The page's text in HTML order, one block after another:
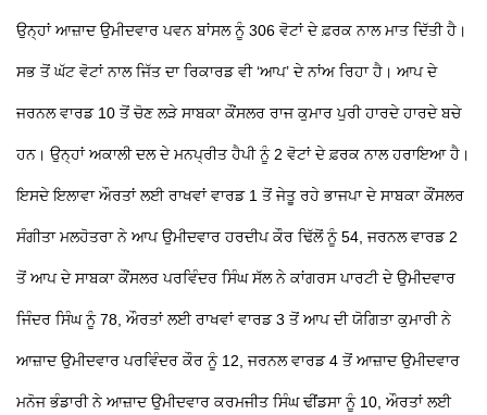
ਉਨ੍ਹਾਂ ਆਜ਼ਾਦ ਉਮੀਦਵਾਰ ਪਵਨ ਬਾਂਸਲ ਨੂੰ 306 ਵੋਟਾਂ ਦੇ ਫ਼ਰਕ ਨਾਲ ਮਾਤ ਦਿੱਤੀ ਹੈ।
ਸਭ ਤੋਂ ਘੱਟ ਵੋਟਾਂ ਨਾਲ ਜਿੱਤ ਦਾ ਰਿਕਾਰਡ ਵੀ ‘ਆਪ’ ਦੇ ਨਾਂਅ ਰਿਹਾ ਹੈ। ਆਪ ਦੇ
ਜਰਨਲ ਵਾਰਡ 10 ਤੋਂ ਚੋਣ ਲੜੇ ਸਾਬਕਾ ਕੌਂਸਲਰ ਰਾਜ ਕੁਮਾਰ ਪੁਰੀ ਹਾਰਦੇ ਹਾਰਦੇ ਬਚੇ
ਹਨ। ਉਨ੍ਹਾਂ ਅਕਾਲੀ ਦਲ ਦੇ ਮਨਪ੍ਰੀਤ ਹੈਪੀ ਨੂੰ 2 ਵੋਟਾਂ ਦੇ ਫ਼ਰਕ ਨਾਲ ਹਰਾਇਆ ਹੈ।
ਇਸਦੇ ਇਲਾਵਾ ਔਰਤਾਂ ਲਈ ਰਾਖਵਾਂ ਵਾਰਡ 1 ਤੋਂ ਜੇਤੂ ਰਹੇ ਭਾਜਪਾ ਦੇ ਸਾਬਕਾ ਕੌਂਸਲਰ
ਸੰਗੀਤਾ ਮਲਹੋਤਰਾ ਨੇ ਆਪ ਉਮੀਦਵਾਰ ਹਰਦੀਪ ਕੌਰ ਢਿੱਲੋਂ ਨੂੰ 54, ਜਰਨਲ ਵਾਰਡ 2
ਤੋਂ ਆਪ ਦੇ ਸਾਬਕਾ ਕੌਂਸਲਰ ਪਰਵਿੰਦਰ ਸਿੰਘ ਸੱਲ ਨੇ ਕਾਂਗਰਸ ਪਾਰਟੀ ਦੇ ਉਮੀਦਵਾਰ
ਜਿੰਦਰ ਸਿੰਘ ਨੂੰ 78, ਔਰਤਾਂ ਲਈ ਰਾਖਵਾਂ ਵਾਰਡ 3 ਤੋਂ ਆਪ ਦੀ ਯੋਗਿਤਾ ਕੁਮਾਰੀ ਨੇ
ਆਜ਼ਾਦ ਉਮੀਦਵਾਰ ਪਰਵਿੰਦਰ ਕੌਰ ਨੂੰ 12, ਜਰਨਲ ਵਾਰਡ 4 ਤੋਂ ਆਜ਼ਾਦ ਉਮੀਦਵਾਰ
ਮਨੋਜ ਭੰਡਾਰੀ ਨੇ ਆਜ਼ਾਦ ਉਮੀਦਵਾਰ ਕਰਮਜੀਤ ਸਿੰਘ ਢੀਂਡਸਾ ਨੂੰ 10, ਔਰਤਾਂ ਲਈ